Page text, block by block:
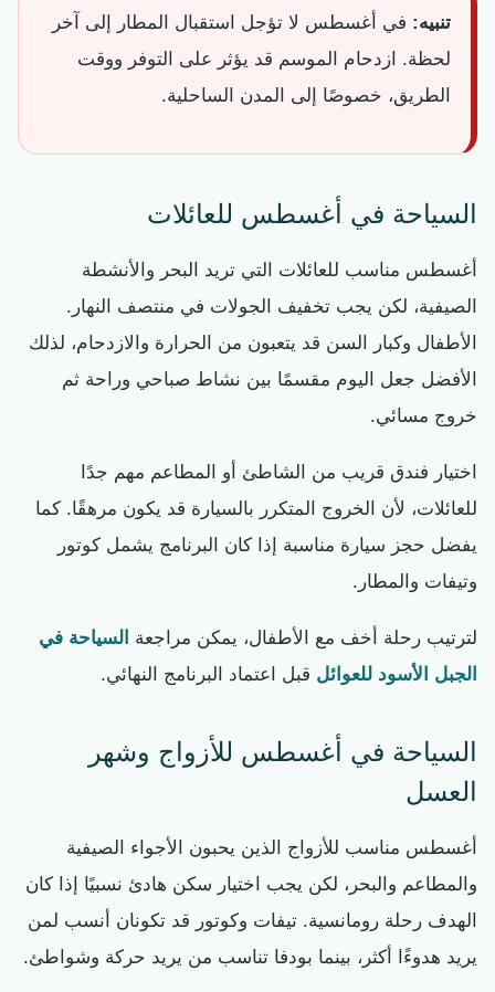
تنبيه: في أغسطس لا تؤجل استقبال المطار إلى آخر
لحظة. ازدحام الموسم قد يؤثر على التوفر ووقت
الطريق، خصوصًا إلى المدن الساحلية.
السياحة في أغسطس للعائلات
أغسطس مناسب للعائلات التي تريد البحر والأنشطة
الصيفية، لكن يجب تخفيف الجولات في منتصف النهار.
الأطفال وكبار السن قد يتعبون من الحرارة والازدحام، لذلك
الأفضل جعل اليوم مقسمًا بين نشاط صباحي وراحة ثم
خروج مسائي.
اختيار فندق قريب من الشاطئ أو المطاعم مهم جدًا
للعائلات، لأن الخروج المتكرر بالسيارة قد يكون مرهقًا. كما
يفضل حجز سيارة مناسبة إذا كان البرنامج يشمل كوتور
وتيفات والمطار.
لترتيب رحلة أخف مع الأطفال، يمكن مراجعة السياحة في
الجبل الأسود للعوائل قبل اعتماد البرنامج النهائي.
السياحة في أغسطس للأزواج وشهر
العسل
أغسطس مناسب للأزواج الذين يحبون الأجواء الصيفية
والمطاعم والبحر، لكن يجب اختيار سكن هادئ نسبيًا إذا كان
الهدف رحلة رومانسية. تيفات وكوتور قد تكونان أنسب لمن
يريد هدوءًا أكثر، بينما بودفا تناسب من يريد حركة وشواطئ.